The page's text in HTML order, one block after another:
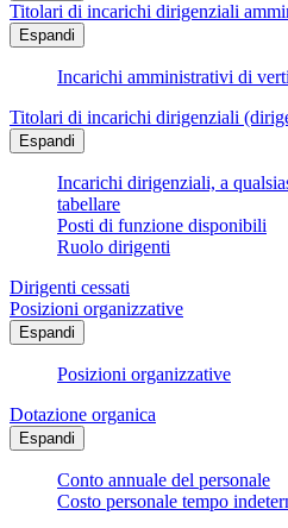
Titolari di incarichi dirigenziali
Espandi
Incarichi amministrativi di
Titolari di incarichi dirigenziali
Espandi
Incarichi dirigenziali, a
tabellare
Posti di funzione disponibili
Ruolo dirigenti
Dirigenti cessati
Posizioni organizzative
Espandi
Posizioni organizzative
Dotazione organica
Espandi
Conto annuale del personale
Costo personale tempo